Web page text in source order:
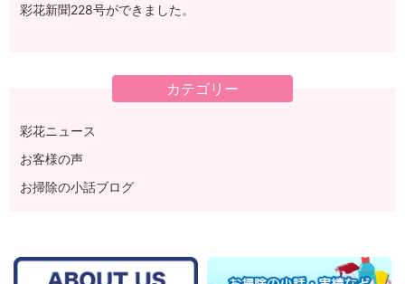
彩花新聞228号ができました。
カテゴリー
彩花ニュース
お客様の声
お掃除の小話ブログ